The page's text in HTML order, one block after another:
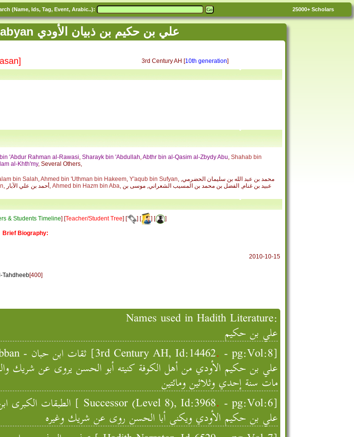
(Name, Ids, Tag, Event, Arabic..): 25000+ Scholars
'Ali bin Hakeem bin Dhabyan علي بن حكيم بن ذبيان الأودي
3rd Century AH [10th generation]
'Abdur Rahman al-Rawasi, Sharayk bin 'Abdullah,Abthr bin al-Qasim al-Zbydy Abu, Shahab bin
al-Khth'my, Several Others,
bin Salah,Ahmed bin 'Uthman bin Hakeem, Y'aqub bin Sufyan, محمد بن عبد الله بن سليمان الحضرمي,
, أحمد بن علي الآبار, Ahmed bin Hazm bin Aba, عبيد بن غنام, الفضل بن محمد بن المسيب الشعراني, موسى بن
& Students Timeline] [Teacher/Student Tree] [ ] [ ] [ ]
Brief Biography:
2010-10-15
Tahdheeb[400]
Names used in Hadith Literature:
علي بن حكيم
Thiqat Ibn Hibban - ثقات ابن حبان [3rd Century AH, Id:14462. - pg:Vol:8]
علي بن حكيم الأودي من أهل الكوفة كنيته أبو الحسن يروى عن شريك
مات سنة إحدي وثلاثين ومائتين
Tabaqat Ibn Sa'd - الطبقات الكبرى ابن سعد [ Successor (Level 8), Id:3968. - pg:Vol:6]
علي بن حكيم الأودي ويكنى أبا الحسن روى عن شريك وغيره